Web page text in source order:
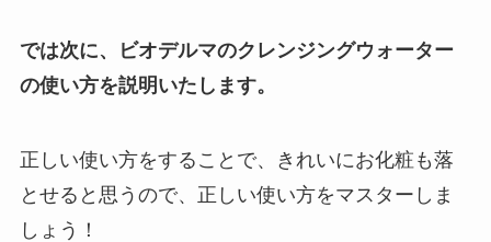
では次に、ビオデルマのクレンジングウォーター
の使い方を説明いたします。
正しい使い方をすることで、きれいにお化粧も落
とせると思うので、正しい使い方をマスターしま
しょう！